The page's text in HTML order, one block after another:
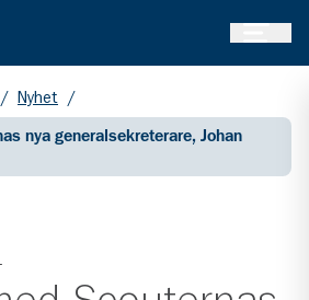
/ Nyhet /
nya generalsekreterare, Johan